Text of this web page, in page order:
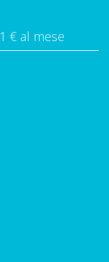
€ al mese